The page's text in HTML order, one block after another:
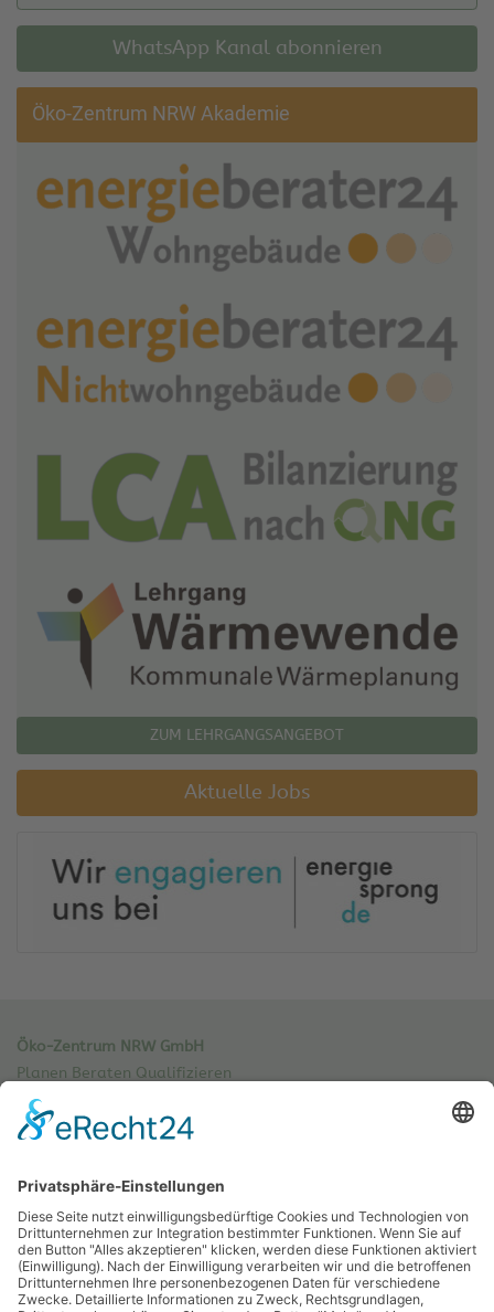
WhatsApp Kanal abonnieren
Öko-Zentrum NRW Akademie
ZUM LEHRGANGSANGEBOT
Aktuelle Jobs
Öko-Zentrum NRW GmbH
Planen Beraten Qualifizieren
Sachsenweg 8
59073 Hamm
Tel.: 02381 / 30 220-0
Fax.: 02381 / 30 220-30
info[at]oekozentrum-nrw.de
Sitemap